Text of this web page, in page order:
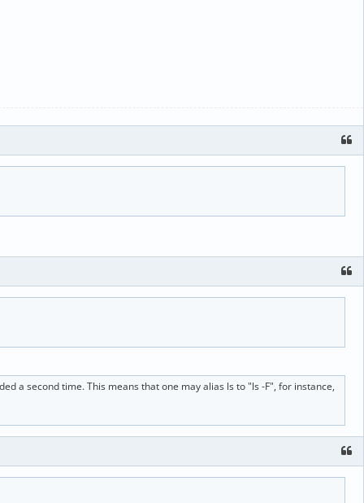
a second time. This means that one may alias ls to "ls -F", for instance,